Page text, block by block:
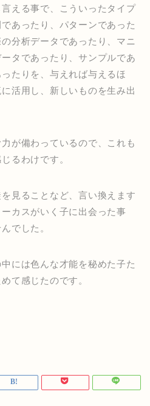
える事で、こういったタイプ
あったり、パターンであった
分析データであったり、マニ
タであったり、サンプルであ
たりを、与えれば与えるほ
活用し、新しいものを生み出
が備わっているので、これも
るわけです。
見ることなど、言い換えます
カスがいく子に出会った事
でした。
には色んな才能を秘めた子た
て感じたのです。